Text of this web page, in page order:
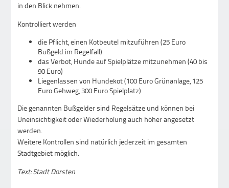
in den Blick nehmen.
Kontrolliert werden
die Pflicht, einen Kotbeutel mitzuführen (25 Euro
Bußgeld im Regelfall)
das Verbot, Hunde auf Spielplätze mitzunehmen (40 bis
90 Euro)
Liegenlassen von Hundekot (100 Euro Grünanlage, 125
Euro Gehweg, 300 Euro Spielplatz)
Die genannten Bußgelder sind Regelsätze und können bei
Uneinsichtigkeit oder Wiederholung auch höher angesetzt
werden.
Weitere Kontrollen sind natürlich jederzeit im gesamten
Stadtgebiet möglich.
Text: Stadt Dorsten